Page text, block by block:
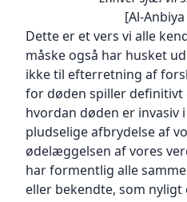
[Al-
Dette er et vers vi alle
måske også har husket
ikke til efterretning af
for døden spiller definitivt
hvordan døden er invasiv
pludselige afbrydelse af
ødelæggelsen af vores
har formentlig alle
eller bekendte, som
leveringssvigt og lign.
skaffet varerne, vil du
ordrebekræftelse
med oplysninger om din
returret, fortrydelsesret
trækker
selvfølgelig først
vi afsender din ordre.
Priser
Alle priser er gældende
moms. Ved levering til
du bruger, hvilke
på hjemmesiden,
din IP-adresse,
og informationer om din
finder
YaaUmma Cookiepolitik
bruger YaaUmma.com.
Formålet er at optimere
hjemmesidens funktion,
og
retvisende statistik, at
betyder, at du som
brugen af ​​cookies, som
side.
I vores cookie-
over, hvilke løsninger
til at forbedre
vores kunder bedre. Her
trække dit samtykke
Nødvendige cookies
Disse cookies er
levere en tjeneste, som